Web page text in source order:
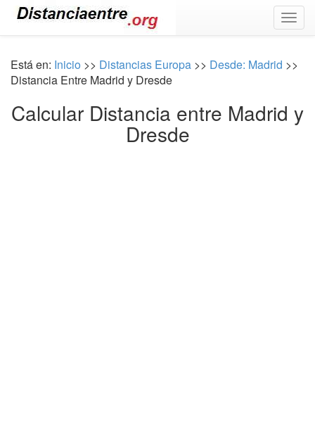
Está en: Inicio >> Distancias Europa >> Desde: Madrid >>
Distancia Entre Madrid y Dresde
Calcular Distancia entre Madrid y
Dresde